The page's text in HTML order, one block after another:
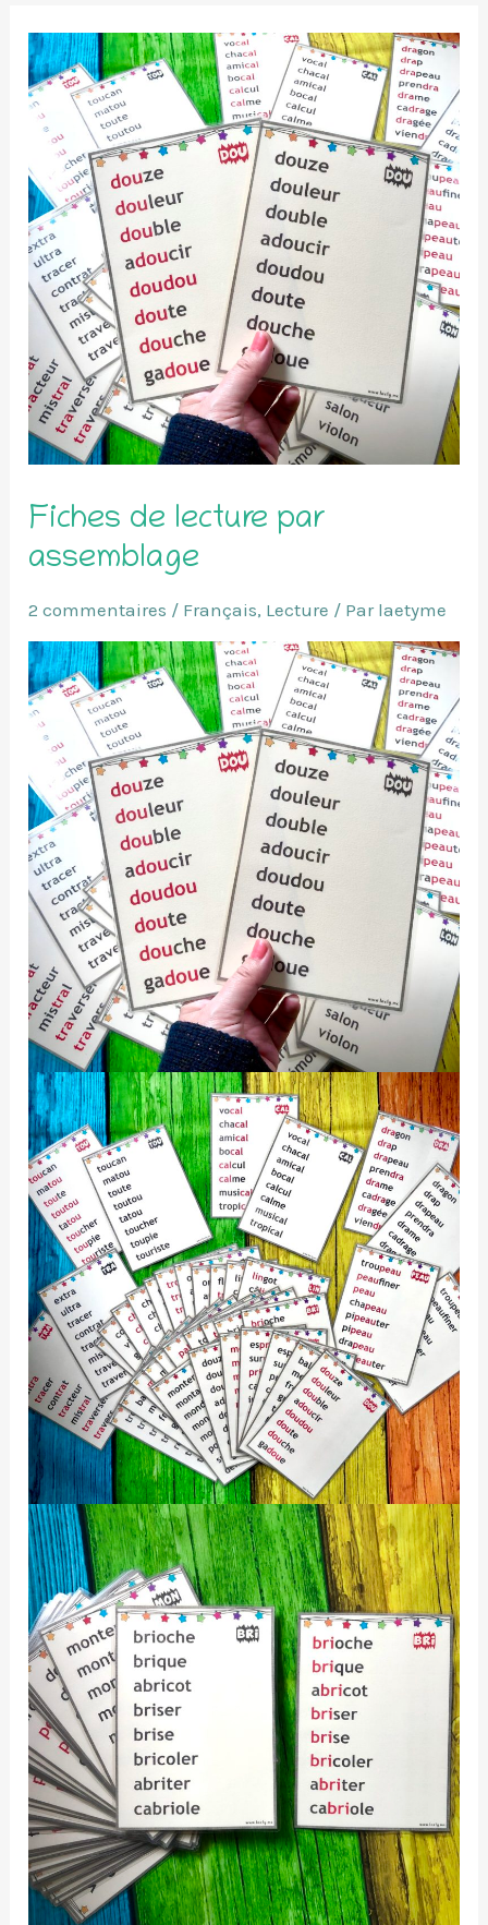
Fiches de lecture par
assemblage
2 commentaires / Français, Lecture / Par laetyme